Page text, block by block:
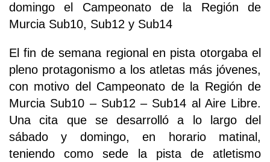
domingo el Campeonato de la Región de
Murcia Sub10, Sub12 y Sub14
El fin de semana regional en pista otorgaba el
pleno protagonismo a los atletas más jóvenes,
con motivo del Campeonato de la Región de
Murcia Sub10 – Sub12 – Sub14 al Aire Libre.
Una cita que se desarrolló a lo largo del
sábado y domingo, en horario matinal,
teniendo como sede la pista de atletismo